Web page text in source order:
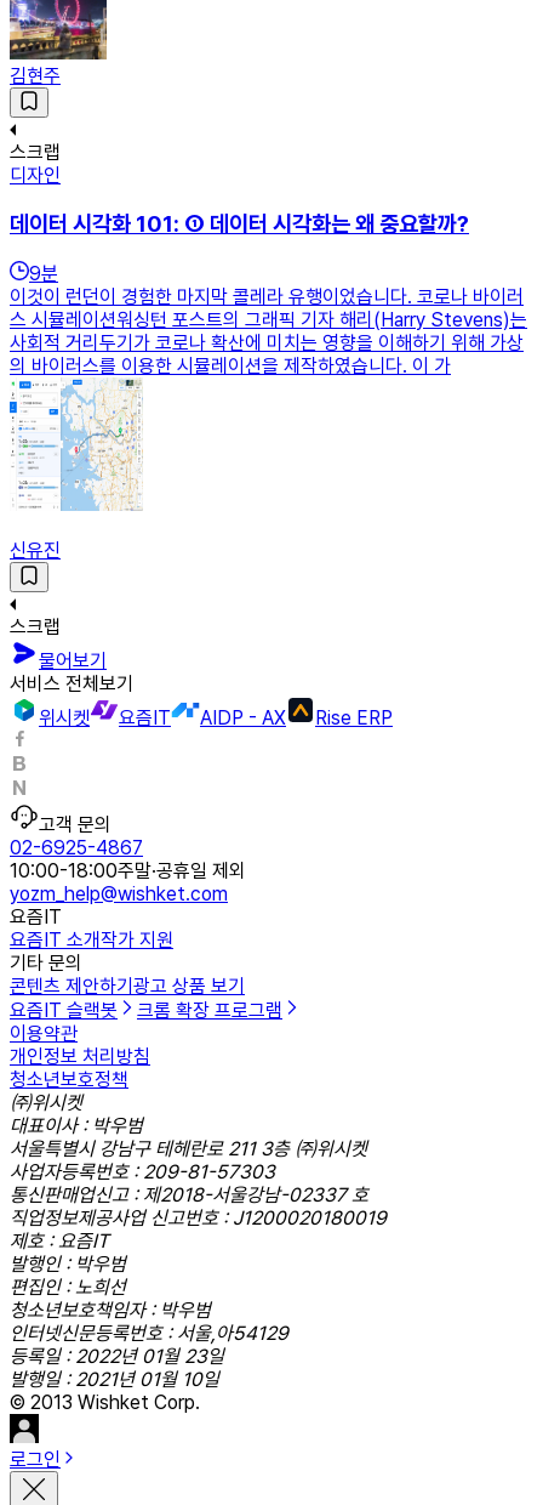
김현주
스크랩
디자인
데이터 시각화 101: ① 데이터 시각화는 왜 중요할까?
9분
이것이 런던이 경험한 마지막 콜레라 유행이었습니다. 코로나 바이러
스 시뮬레이션워싱턴 포스트의 그래픽 기자 해리(Harry Stevens)는
사회적 거리두기가 코로나 확산에 미치는 영향을 이해하기 위해 가상
의 바이러스를 이용한 시뮬레이션을 제작하였습니다. 이 가
신유진
스크랩
물어보기
서비스 전체보기
위시켓
요즘IT AIDP - AX Rise ERP
고객 문의
02-6925-4867
10:00-18:00주말·공휴일 제외
yozm_help@wishket.com
요즘IT
요즘IT 소개작가 지원
기타 문의
콘텐츠 제안하기광고 상품 보기
요즘IT 슬랙봇
크롬 확장 프로그램
이용약관
개인정보 처리방침
청소년보호정책
㈜위시켓
대표이사 : 박우범
서울특별시 강남구 테헤란로 211 3층 ㈜위시켓
사업자등록번호 : 209-81-57303
통신판매업신고 : 제2018-서울강남-02337 호
직업정보제공사업 신고번호 : J1200020180019
제호 : 요즘IT
발행인 : 박우범
편집인 : 노희선
청소년보호책임자 : 박우범
인터넷신문등록번호 : 서울,아54129
등록일 : 2022년 01월 23일
발행일 : 2021년 01월 10일
© 2013 Wishket Corp.
로그인